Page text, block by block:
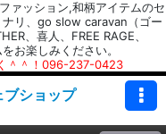
ァッション,和柄アイテムのセ
ナリ、go slow caravan（ゴー
、喜人、FREE RAGE、
お楽しみください。
＾＾！096-237-0423
ショップ